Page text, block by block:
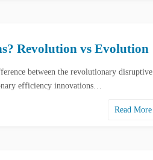
Revolution vs Evolution
between the revolutionary disruptive
efficiency innovations…
Read More